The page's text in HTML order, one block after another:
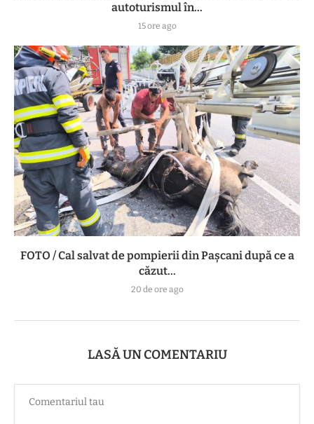
autoturismul în...
15 ore ago
FOTO / Cal salvat de pompierii din Pașcani după ce a
căzut...
20 de ore ago
LASĂ UN COMENTARIU